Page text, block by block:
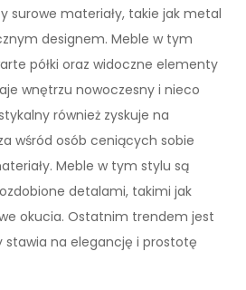
surowe materiały, takie jak metal
designem. Meble w tym
półki oraz widoczne elementy
wnętrzu nowoczesny i nieco
również zyskuje na
wśród osób ceniących sobie
Meble w tym stylu są
detalami, takimi jak
okucia. Ostatnim trendem jest
stawia na elegancję i prostotę